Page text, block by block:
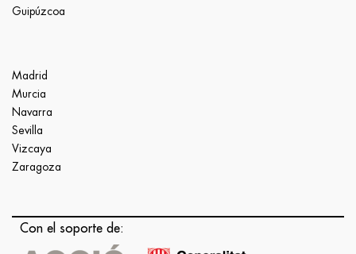
Guipúzcoa
Madrid
Murcia
Navarra
Sevilla
Vizcaya
Zaragoza
Con el soporte de: